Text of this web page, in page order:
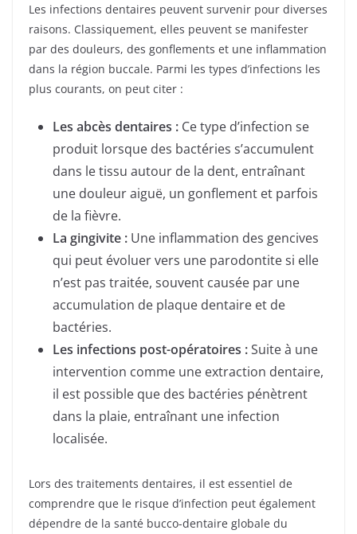
Les infections dentaires peuvent survenir pour diverses
raisons. Classiquement, elles peuvent se manifester
par des douleurs, des gonflements et une inflammation
dans la région buccale. Parmi les types d’infections les
plus courants, on peut citer :
Les abcès dentaires : Ce type d’infection se
produit lorsque des bactéries s’accumulent
dans le tissu autour de la dent, entraînant
une douleur aiguë, un gonflement et parfois
de la fièvre.
La gingivite : Une inflammation des gencives
qui peut évoluer vers une parodontite si elle
n’est pas traitée, souvent causée par une
accumulation de plaque dentaire et de
bactéries.
Les infections post-opératoires :Suite à une
intervention comme une extraction dentaire,
il est possible que des bactéries pénètrent
dans la plaie, entraînant une infection
localisée.
Lors des traitements dentaires, il est essentiel de
comprendre que le risque d’infection peut également
dépendre de la santé bucco-dentaire globale du